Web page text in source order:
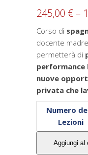
245,00 €–
Corso di
docente
permetterà di
performance
nuove
privata che
Numero
Lezioni
Aggiungi al